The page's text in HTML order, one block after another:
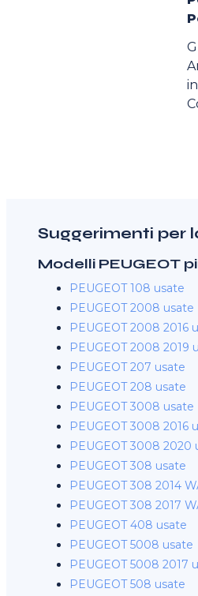
Suggerimenti per
Modelli PEUGEOT
PEUGEOT 108 usate
PEUGEOT 2008 usate
PEUGEOT 2008 2016
PEUGEOT 2008 2019
PEUGEOT 207 usate
PEUGEOT 208 usate
PEUGEOT 3008 usate
PEUGEOT 3008 2016
PEUGEOT 3008 2020
PEUGEOT 308 usate
PEUGEOT 308 2014
PEUGEOT 308 2017
PEUGEOT 408 usate
PEUGEOT 5008 usate
PEUGEOT 5008 2017
PEUGEOT 508 usate